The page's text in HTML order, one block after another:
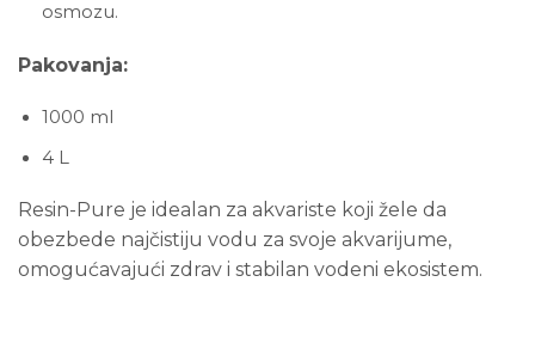
osmozu.
Pakovanja:
1000 ml
4 L
Resin-Pure je idealan za akvariste koji žele da
obezbede najčistiju vodu za svoje akvarijume,
omogućavajući zdrav i stabilan vodeni ekosistem.